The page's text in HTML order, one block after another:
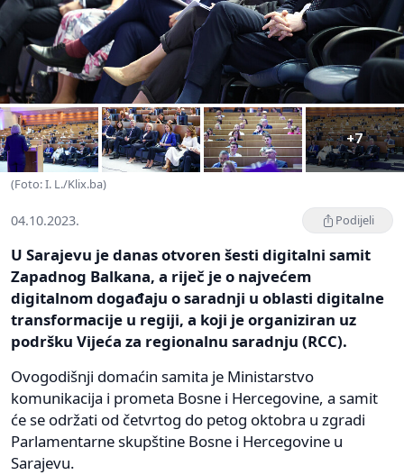
+7
(Foto: I. L./Klix.ba)
04.10.2023. Podijeli
U Sarajevu je danas otvoren šesti digitalni samit
Zapadnog Balkana, a riječ je o najvećem
digitalnom događaju o saradnji u oblasti digitalne
transformacije u regiji, a koji je organiziran uz
podršku Vijeća za regionalnu saradnju (RCC).
Ovogodišnji domaćin samita je Ministarstvo
komunikacija i prometa Bosne i Hercegovine, a samit
će se održati od četvrtog do petog oktobra u zgradi
Parlamentarne skupštine Bosne i Hercegovine u
Sarajevu.